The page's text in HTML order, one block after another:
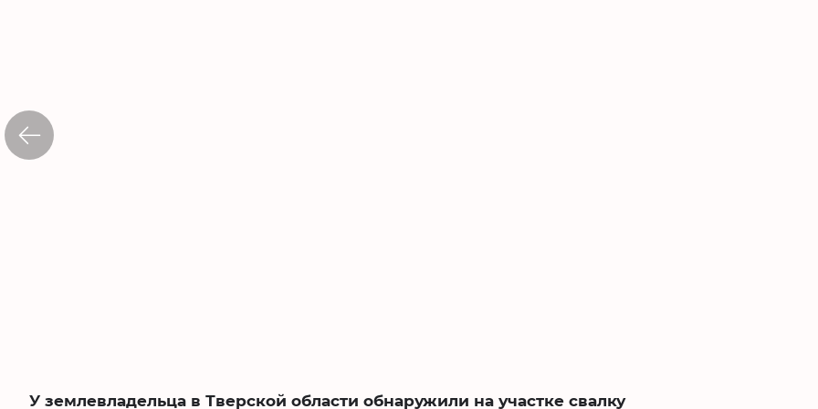
У землевладельца в Тверской области обнаружили на участке свалку